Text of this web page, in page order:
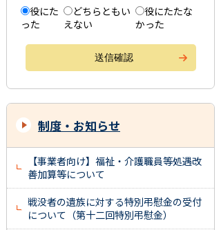
役にた
った
どちらともい
えない
役にたたな
かった
制度・お知らせ
【事業者向け】福祉・介護職員等処遇改
善加算等について
戦没者の遺族に対する特別弔慰金の受付
について（第十二回特別弔慰金）